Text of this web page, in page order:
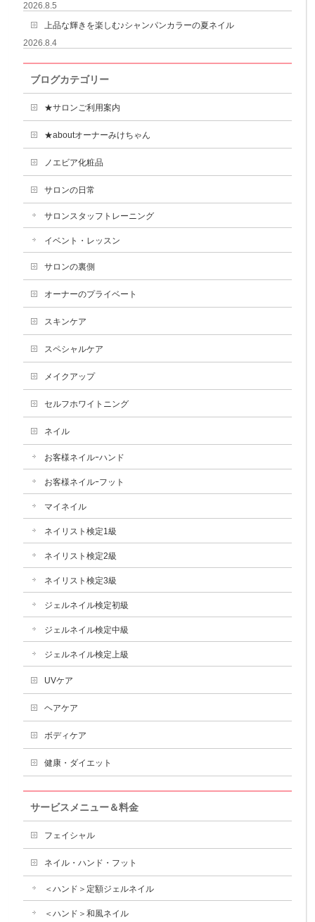
2026.8.5
上品な輝きを楽しむ♪シャンパンカラーの夏ネイル
2026.8.4
ブログカテゴリー
★サロンご利用案内
★aboutオーナーみけちゃん
ノエビア化粧品
サロンの日常
サロンスタッフトレーニング
イベント・レッスン
サロンの裏側
オーナーのプライベート
スキンケア
スペシャルケア
メイクアップ
セルフホワイトニング
ネイル
お客様ネイルｰハンド
お客様ネイルｰフット
マイネイル
ネイリスト検定1級
ネイリスト検定2級
ネイリスト検定3級
ジェルネイル検定初級
ジェルネイル検定中級
ジェルネイル検定上級
UVケア
ヘアケア
ボディケア
健康・ダイエット
サービスメニュー＆料金
フェイシャル
ネイル・ハンド・フット
＜ハンド＞定額ジェルネイル
＜ハンド＞和風ネイル